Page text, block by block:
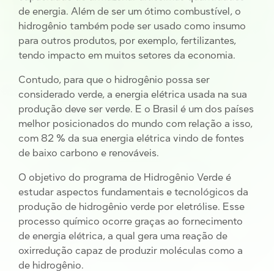
de energia. Além de ser um ótimo combustível, o
hidrogênio também pode ser usado como insumo
para outros produtos, por exemplo, fertilizantes,
tendo impacto em muitos setores da economia.
Contudo, para que o hidrogênio possa ser
considerado verde, a energia elétrica usada na sua
produção deve ser verde. E o Brasil é um dos países
melhor posicionados do mundo com relação a isso,
com 82 % da sua energia elétrica vindo de fontes
de baixo carbono e renováveis.
O objetivo do programa de Hidrogênio Verde é
estudar aspectos fundamentais e tecnológicos da
produção de hidrogênio verde por eletrólise. Esse
processo químico ocorre graças ao fornecimento
de energia elétrica, a qual gera uma reação de
oxirredução capaz de produzir moléculas como a
de hidrogênio.